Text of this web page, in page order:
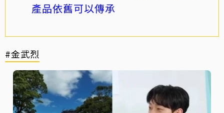
產品依舊可以傳承
#金武烈